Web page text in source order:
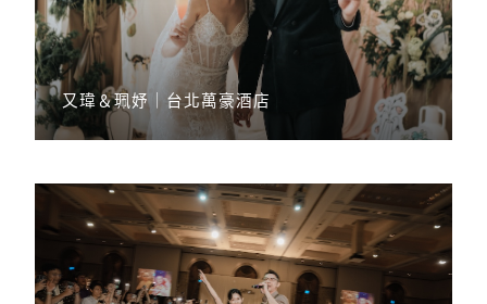
又瑋＆珮妤｜台北萬豪酒店